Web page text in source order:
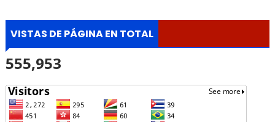
VISTAS DE PÁGINA EN TOTAL
555,953